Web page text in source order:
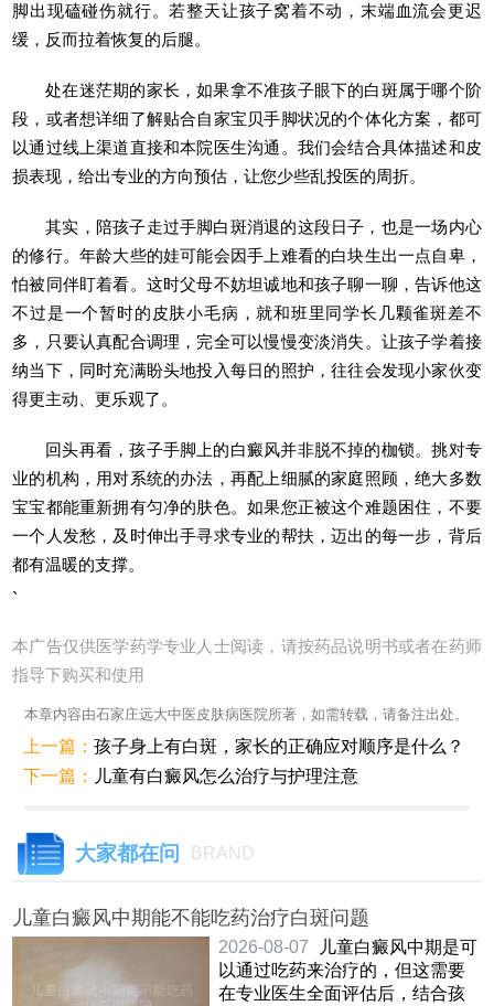
脚出现磕碰伤就行。若整天让孩子窝着不动，末端血流会更迟
缓，反而拉着恢复的后腿。
处在迷茫期的家长，如果拿不准孩子眼下的白斑属于哪个阶
段，或者想详细了解贴合自家宝贝手脚状况的个体化方案，都可
以通过线上渠道直接和本院医生沟通。我们会结合具体描述和皮
损表现，给出专业的方向预估，让您少些乱投医的周折。
其实，陪孩子走过手脚白斑消退的这段日子，也是一场内心
的修行。年龄大些的娃可能会因手上难看的白块生出一点自卑，
怕被同伴盯着看。这时父母不妨坦诚地和孩子聊一聊，告诉他这
不过是一个暂时的皮肤小毛病，就和班里同学长几颗雀斑差不
多，只要认真配合调理，完全可以慢慢变淡消失。让孩子学着接
纳当下，同时充满盼头地投入每日的照护，往往会发现小家伙变
得更主动、更乐观了。
回头再看，孩子手脚上的白癜风并非脱不掉的枷锁。挑对专
业的机构，用对系统的办法，再配上细腻的家庭照顾，绝大多数
宝宝都能重新拥有匀净的肤色。如果您正被这个难题困住，不要
一个人发愁，及时伸出手寻求专业的帮扶，迈出的每一步，背后
都有温暖的支撑。
`
本广告仅供医学药学专业人士阅读，请按药品说明书或者在药师
指导下购买和使用
本章内容由石家庄远大中医皮肤病医院所著，如需转载，请备注出处。
上一篇：孩子身上有白斑，家长的正确应对顺序是什么？
下一篇：
儿童有白癜风怎么治疗与护理注意
大家都在问 BRAND
儿童白癜风中期能不能吃药治疗白斑问题
2026-08-07
儿童白癜风中期是可
以通过吃药来治疗的，但这需要
在专业医生全面评估后，结合孩